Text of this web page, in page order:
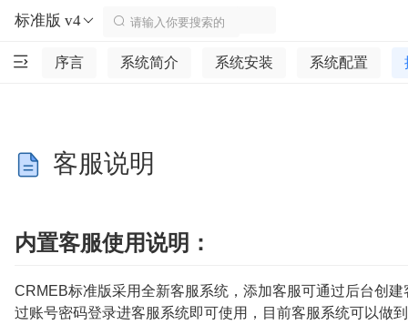
标准版 v4
序言 系统简介 系统安装 系统配置
客服说明
内置客服使用说明：
CRMEB标准版采用全新客服系统，添加客服可通过后台创建
过账号密码登录进客服系统即可使用，目前客服系统可以做